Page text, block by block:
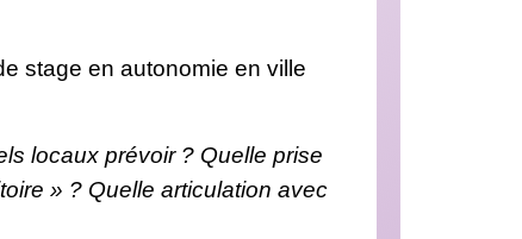
stage en autonomie en ville
locaux prévoir ? Quelle prise
» ? Quelle articulation avec